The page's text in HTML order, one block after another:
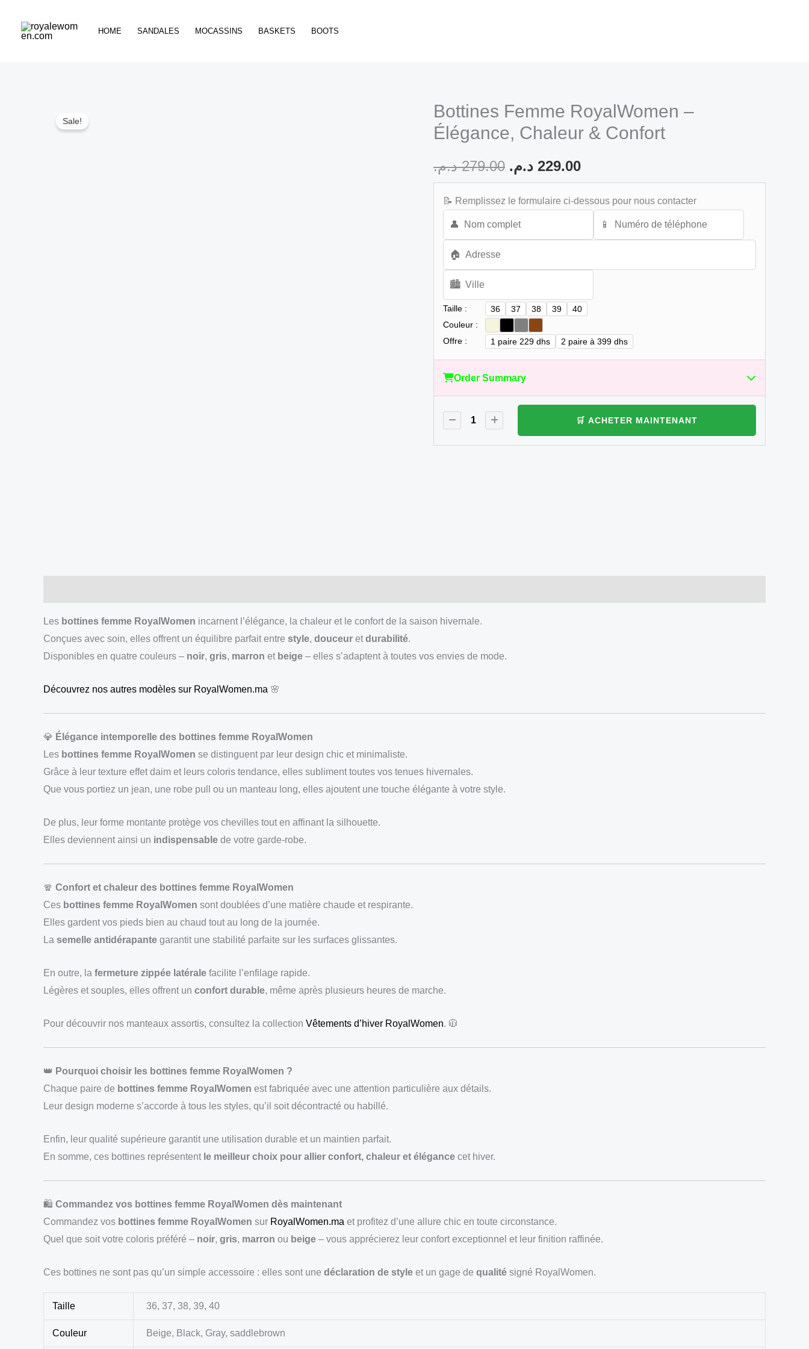
HOME SANDALES MOCASSINS BASKETS BOOTS
Sale!
Bottines Femme RoyalWomen –
Élégance, Chaleur & Confort
279.00 د.م.
Original
price
was:229.00 د.م.
Current
price
is:
📝 Remplissez le formulaire ci-dessous pour nous contacter
Taille : 36 37 38 39
40
Couleur :
Offre :
1 paire 229 dhs 2 paire à 399 dhs
Order Summary
🛒 ACHETER MAINTENANT
Les bottines femme RoyalWomen incarnent l’élégance, la chaleur et le confort de la saison hivernale.
Conçues avec soin, elles offrent un équilibre parfait entre style, douceur et durabilité.
Disponibles en quatre couleurs – noir, gris, marron et beige – elles s’adaptent à toutes vos envies de mode.
Découvrez nos autres modèles sur RoyalWomen.ma 🌸
💎 Élégance intemporelle des bottines femme RoyalWomen
Les bottines femme RoyalWomen se distinguent par leur design chic et minimaliste.
Grâce à leur texture effet daim et leurs coloris tendance, elles subliment toutes vos tenues hivernales.
Que vous portiez un jean, une robe pull ou un manteau long, elles ajoutent une touche élégante à votre style.
De plus, leur forme montante protège vos chevilles tout en affinant la silhouette.
Elles deviennent ainsi un indispensable de votre garde-robe.
🧣 Confort et chaleur des bottines femme RoyalWomen
Ces bottines femme RoyalWomen sont doublées d’une matière chaude et respirante.
Elles gardent vos pieds bien au chaud tout au long de la journée.
La semelle antidérapante garantit une stabilité parfaite sur les surfaces glissantes.
En outre, la fermeture zippée latérale facilite l’enfilage rapide.
Légères et souples, elles offrent un confort durable, même après plusieurs heures de marche.
Pour découvrir nos manteaux assortis, consultez la collection Vêtements d’hiver RoyalWomen. 🧥
👑 Pourquoi choisir les bottines femme RoyalWomen ?
Chaque paire de bottines femme RoyalWomen est fabriquée avec une attention particulière aux détails.
Leur design moderne s’accorde à tous les styles, qu’il soit décontracté ou habillé.
Enfin, leur qualité supérieure garantit une utilisation durable et un maintien parfait.
En somme, ces bottines représentent le meilleur choix pour allier confort, chaleur et élégance cet hiver.
🛍️ Commandez vos bottines femme RoyalWomen dès maintenant
Commandez vos bottines femme RoyalWomen sur RoyalWomen.ma et profitez d’une allure chic en toute circonstance.
Quel que soit votre coloris préféré – noir, gris, marron ou beige – vous apprécierez leur confort exceptionnel et leur finition raffinée.
Ces bottines ne sont pas qu’un simple accessoire : elles sont une déclaration de style et un gage de qualité signé RoyalWomen.
Taille 36, 37, 38, 39, 40
Couleur Beige, Black, Gray, saddlebrown